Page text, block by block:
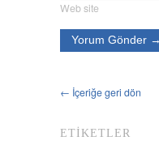
Web site
← İçeriğe geri dön
ETIKETLER